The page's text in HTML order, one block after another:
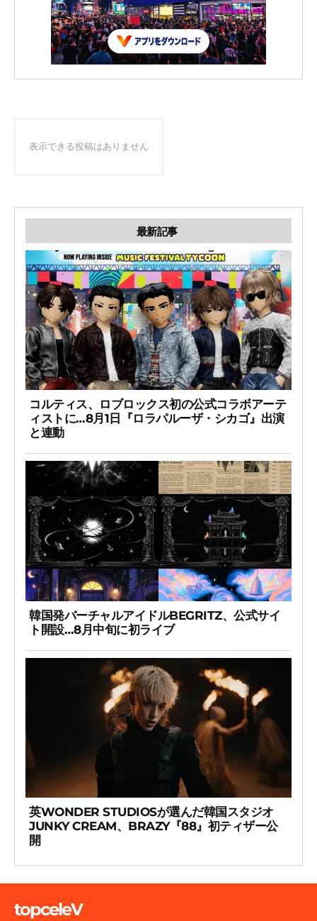
表示できる投稿はありません
最新記事
コルティス、ロブロックス初の公式コラボアーテ
ィストに…8月1日『ロラパルーザ・シカゴ』出演
と連動
韓国発バーチャルアイドルBEGRITZ、公式サイ
ト開設…8月中旬に初ライブ
英WONDER STUDIOSが選んだ韓国スタジオ
JUNKY CREAM、BRAZY『88』初ティザー公
開
topceleV